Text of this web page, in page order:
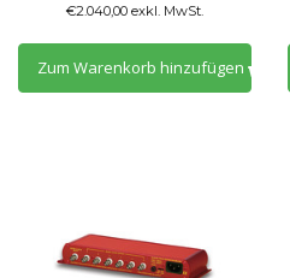
€2.040,00 exkl. MwSt.
Zum Warenkorb hinzufügen